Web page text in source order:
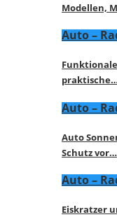
Modellen,
Auto –
Auto –
Auto
Schutz vor…
Auto –
Eiskratzer